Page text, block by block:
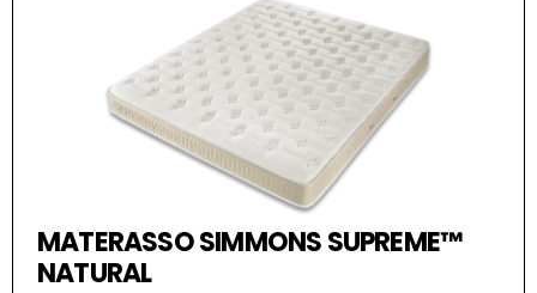
MATERASSO SIMMONS SUPREME™
NATURAL